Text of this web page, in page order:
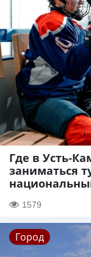
Где в Усть-
заниматься
1579
Город